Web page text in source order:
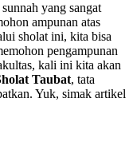
yang sangat
ampunan atas
sholat ini, kita bisa
pengampunan
kali ini kita akan
Taubat, tata
Yuk, simak artikel